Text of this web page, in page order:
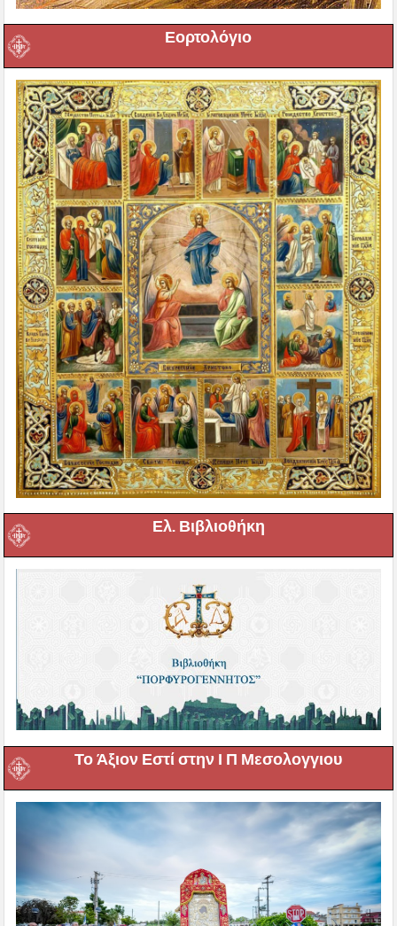
Εορτολόγιο
Ελ. Βιβλιοθήκη
Το Άξιον Εστί στην Ι Π Μεσολογγιου